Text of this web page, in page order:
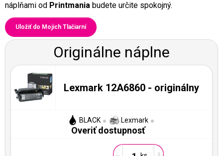
náplňami od Printmania budete určite spokojný.
Uložiť do Mojich Tlačiarní
Originálne náplne
Lexmark 12A6860 - originálny
BLACK Lexmark
Overiť dostupnosť